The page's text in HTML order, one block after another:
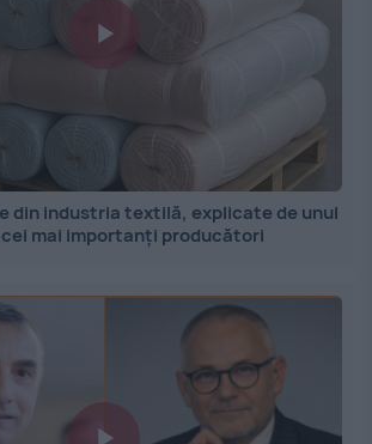
din industria textilă, explicate de unul
mai importanți producători